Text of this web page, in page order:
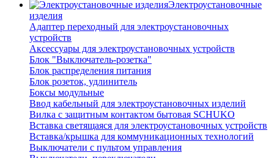
Электроустановочные
изделия
Адаптер переходный для электроустановочных
устройств
Аксессуары для электроустановочных устройств
Блок "Выключатель-розетка"
Блок распределения питания
Блок розеток, удлинитель
Боксы модульные
Ввод кабельный для электроустановочных изделий
Вилка с защитным контактом бытовая SCHUKO
Вставка светящаяся для электроустановочных устройств
Вставка/крышка для коммуникационных технологий
Выключатели с пультом управления